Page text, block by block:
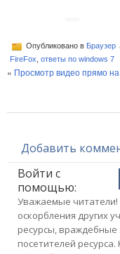
Опубликовано в Браузер
FireFox ответы по windows 7
« Просмотр видео прямо
Добавить
Войти с
помощью:
Уважаемые
оскорбления других
ресурсы, враждебные
посетителей